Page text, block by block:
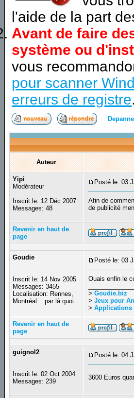
l'aide de la part
Avant de faire
système ou
vous
pour scanner
erreurs de registre.
Auteur
Yipi
Modérateur
Inscrit le: 12 Déc 2007
Messages: 48
Posté le: 03
Afin de
de publicité
Revenir en haut de
page
Goudie
Inscrit le: 14 Nov 2005
Messages: 3455
Localisation: Rennes,
Montréal... par là quoi
Posté le: 03
Ouais enfin le
>Goudie.biz
>Jeux pour
>Applications
Revenir en haut de
page
guignol2
Inscrit le: 02 Oct 2004
Messages: 239
Posté le: 04
3600 Euros